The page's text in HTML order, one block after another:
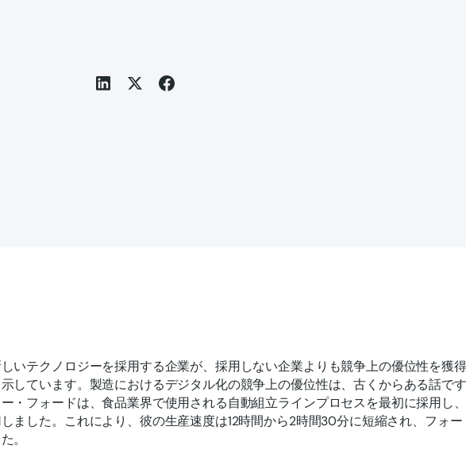
いテクノロジーを採用する企業が、採用しない企業よりも競争上の優位性を獲
しています。製造におけるデジタル化の競争上の優位性は、古くからある話です
・フォードは、食品業界で使用される自動組立ラインプロセスを最初に採用し
ました。これにより、彼の生産速度は12時間から2時間30分に短縮され、フォー
。